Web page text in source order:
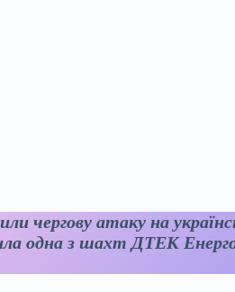
чергову атаку на
одна з шахт ДТЕК